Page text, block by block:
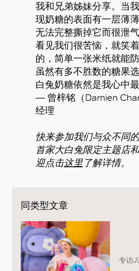
我和兄弟姊妹分享。当
现奶糖的表面有一层薄
无法完整撕掉它而很泄
看见我们很苦恼，就笑
的，简单一张米纸就能
虽然有多不胜数的糖果
白兔奶糖依然是我心中
— 曾梓铭（Damien
经理
快来参加我们与众不同
首家大白兔限定主题店
迎点击这里了解详情。
同类型文章
专访